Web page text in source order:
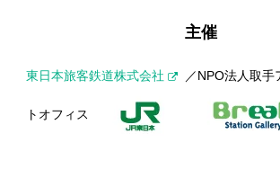
主催
東日本旅客鉄道株式会社 ／NPO法人取手
トオフィス